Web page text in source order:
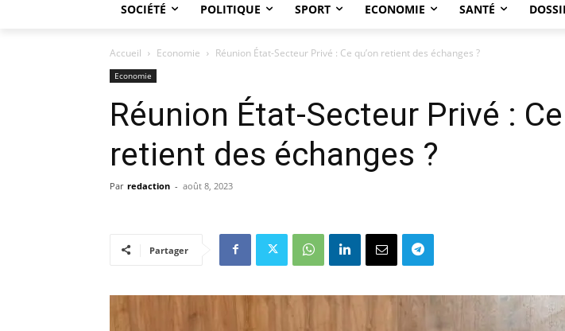
SOCIÉTÉ POLITIQUE SPORT ECONOMIE SANTÉ
Accueil Economie Réunion État-Secteur Privé : Ce qu’on retient des échanges ?
Economie
Réunion État-Secteur Privé : Ce
retient des échanges ?
Par redaction - août 8, 2023
Partager